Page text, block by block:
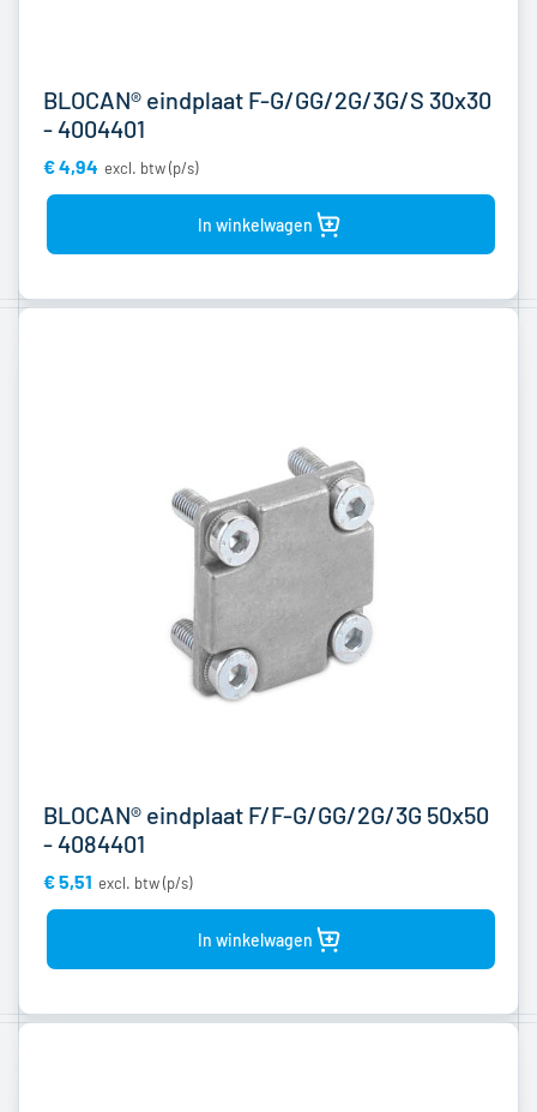
BLOCAN® eindplaat F-G/GG/2G/3G/S 30x30
- 4004401
€ 4,94
Bekijk
product
In winkelwagen
BLOCAN® eindplaat F/F-G/GG/2G/3G 50x50
- 4084401
€ 5,51
Bekijk
product
In winkelwagen